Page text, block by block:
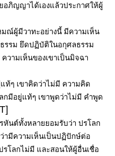
อภิญญาได้เองแล้วประกาศให้ผู้
ณ์ผู้มีวาทะอย่างนี้ มีความเห็น
รรม ยึดปฏิบัติในอกุศลธรรม
วามเห็นของเขาเป็นมิจฉา
ท้ๆ เขาคิดว่าไม่มี ความคิด
กมีอยู่แท้ๆ เขาพูดว่าไม่มี คำพูด
หันต์ทั้งหลายยอมรับว่า ปรโลก
ามีความเห็นเป็นปฏิปักษ์ต่อ
โลกไม่มี และสอนให้ผู้อื่นเชื่อ